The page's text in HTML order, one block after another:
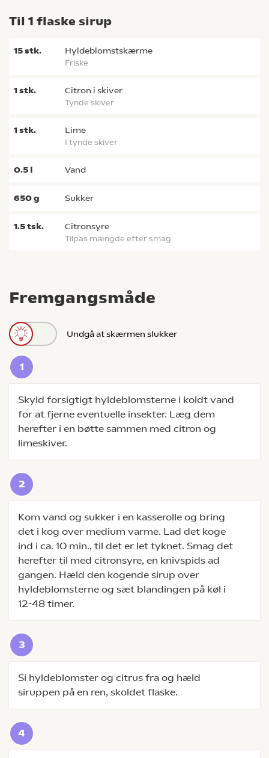
Fremgangsmåde
Undgå at skærmen slukker
Skyld forsigtigt hyldeblomsterne i koldt vand
for at fjerne eventuelle insekter. Læg dem
herefter i en bøtte sammen med citron og
limeskiver.
Kom vand og sukker i en kasserolle og bring
det i kog over medium varme. Lad det koge
ind i ca. 10 min., til det er let tyknet. Smag det
herefter til med citronsyre, en knivspids ad
gangen. Hæld den kogende sirup over
hyldeblomsterne og sæt blandingen på køl i
12-48 timer.
Si hyldeblomster og citrus fra og hæld
siruppen på en ren, skoldet flaske.
Til 1 flaske sirup
15stk. hyldeblomstskærme
friske
1stk. citron i skiver
tynde skiver
1stk. lime
i tynde skiver
0.5 l vand
650g sukker
1.5tsk. Citronsyre
tilpas mængde efter smag